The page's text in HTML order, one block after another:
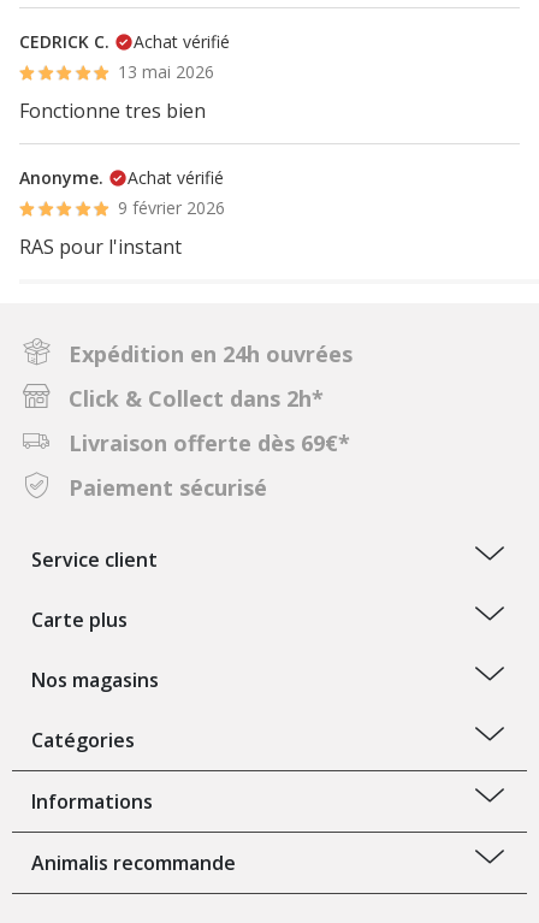
CEDRICK C.
Achat vérifié
13 mai 2026
Fonctionne tres bien
Anonyme.
Achat vérifié
9 février 2026
RAS pour l'instant
Expédition en 24h ouvrées
Click & Collect dans 2h*
Livraison offerte dès 69€*
Paiement sécurisé
Service client
Carte plus
Nos magasins
Catégories
Informations
Animalis recommande